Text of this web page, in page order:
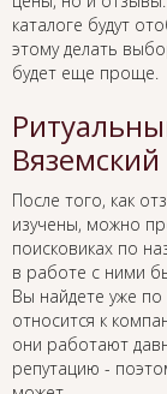
каталоге будут
этому делать
будет еще проще.
Вяземский
После того, как
изучены, можно
поисковиках по
в работе с ними
Вы найдете уже
относится к
они работают
репутацию -